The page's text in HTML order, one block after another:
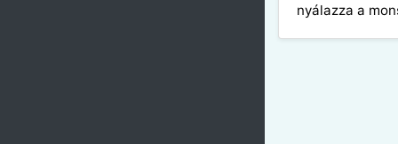
nyálazza a